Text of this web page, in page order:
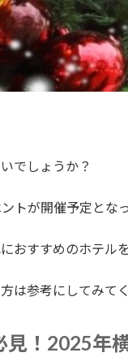
でしょうか？
トが開催予定とな
おすすめのホテルを
は参考にしてみて
見！2025年